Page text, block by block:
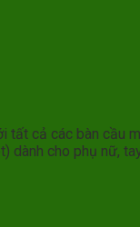
tất cả các bàn
cho phụ nữ,